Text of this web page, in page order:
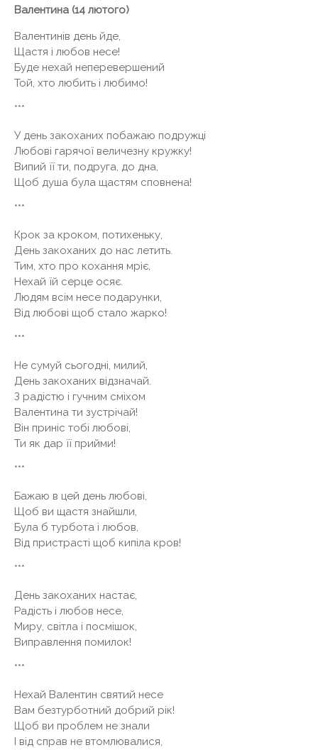
Валентина (14 лютого)
Валентинів день йде,
Щастя і любов несе!
Буде нехай неперевершений
Той, хто любить і любимо!
***
У день закоханих побажаю подружці
Любові гарячої величезну кружку!
Випий її ти, подруга, до дна,
Щоб душа була щастям сповнена!
***
Крок за кроком, потихеньку,
День закоханих до нас летить.
Тим, хто про кохання мріє,
Нехай їй серце осяє.
Людям всім несе подарунки,
Від любові щоб стало жарко!
***
Не сумуй сьогодні, милий,
День закоханих відзначай.
З радістю і гучним сміхом
Валентина ти зустрічай!
Він приніс тобі любові,
Ти як дар її прийми!
***
Бажаю в цей день любові,
Щоб ви щастя знайшли,
Була б турбота і любов,
Від пристрасті щоб кипіла кров!
***
День закоханих настає,
Радість і любов несе,
Миру, світла і посмішок,
Виправлення помилок!
***
Нехай Валентин святий несе
Вам безтурботний добрий рік!
Щоб ви проблем не знали
І від справ не втомлювалися,